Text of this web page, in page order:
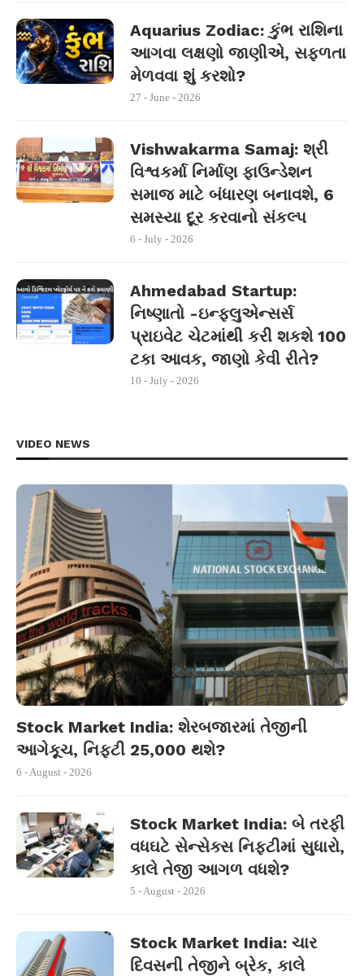
Aquarius Zodiac: કુંભ રાશિના
આગવા લક્ષણો જાણીએ, સફળતા
મેળવવા શું કરશો?
27 - June - 2026
Vishwakarma Samaj: શ્રી
વિશ્વકર્મા નિર્માણ ફાઉન્ડેશન
સમાજ માટે બંધારણ બનાવશે, 6
સમસ્યા દૂર કરવાનો સંકલ્પ
6 - July - 2026
Ahmedabad Startup:
નિષ્ણાતો -ઇન્ફ્લુએન્સર્સ
પ્રાઇવેટ ચેટમાંથી કરી શકશે 100
ટકા આવક, જાણો કેવી રીતે?
10 - July - 2026
VIDEO NEWS
Stock Market India: શેરબજારમાં તેજીની
આગેકૂચ, નિફ્ટી 25,000 થશે?
6 - August - 2026
Stock Market India: બે તરફી
વધઘટે સેન્સેક્સ નિફ્ટીમાં સુધારો,
કાલે તેજી આગળ વધશે?
5 - August - 2026
Stock Market India: ચાર
દિવસની તેજીને બ્રેક, કાલે